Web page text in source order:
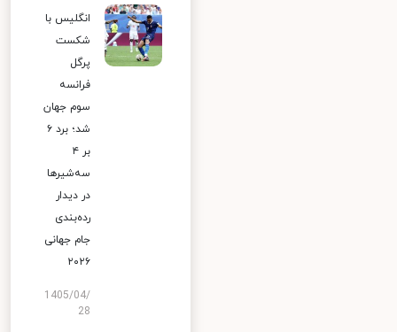
انگلیس با
شکست
پرگل
فرانسه
سوم جهان
شد؛ برد ۶
بر ۴
سه‌شیرها
در دیدار
رده‌بندی
جام جهانی
۲۰۲۶
1405/04/
28